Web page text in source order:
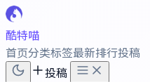
酷特喵
首页分类标签最新排行投稿
投稿